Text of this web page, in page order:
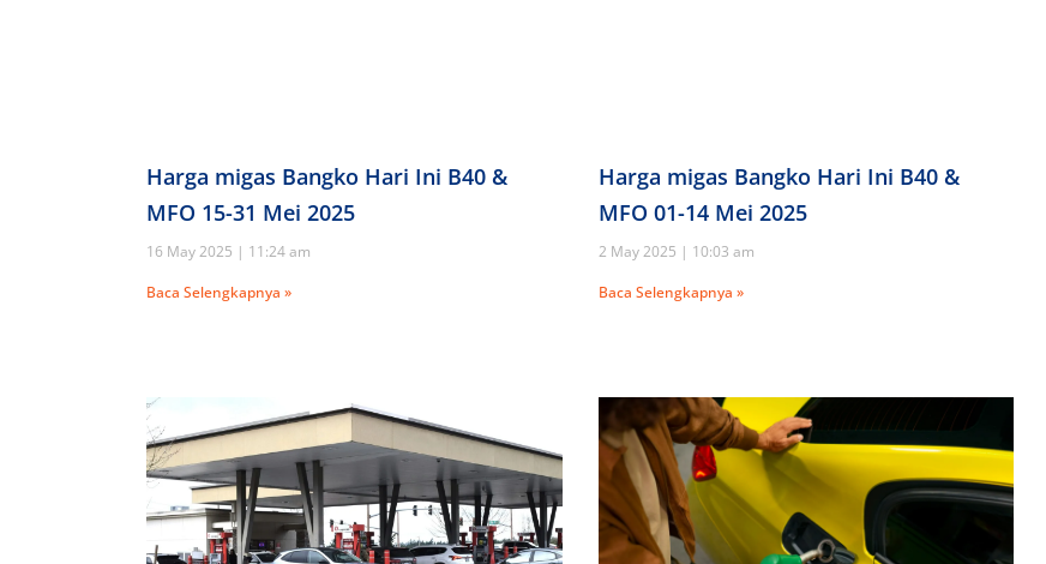
Harga migas Bangko Hari Ini B40 &
MFO 15-31 Mei 2025
16 May 2025
11:24 am
Baca Selengkapnya »
Harga migas Bangko Hari Ini B40 &
MFO 01-14 Mei 2025
2 May 2025
10:03 am
Baca Selengkapnya »